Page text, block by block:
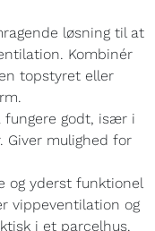
løsning til at
Kombinér
topstyret eller
fungere godt, især i
Giver mulighed for
og yderst funktionel
vippeventilation og
i et parcelhus.